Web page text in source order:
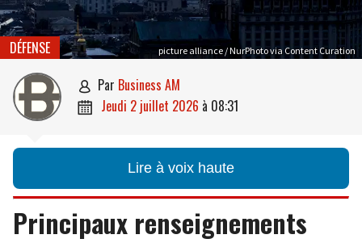
picture alliance / NurPhoto via Content Curation
DÉFENSE
 par Business AM
 jeudi 2 juillet 2026 à 08:31
Lire à voix haute
Principaux renseignements